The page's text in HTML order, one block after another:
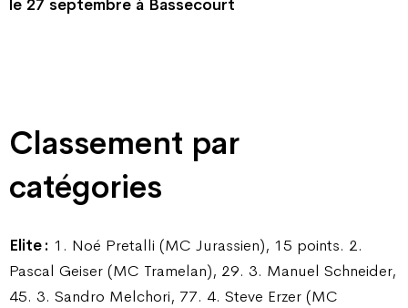
le 27 septembre à Bassecourt
Classement par
catégories
Elite : 1. Noé Pretalli (MC Jurassien), 15 points. 2.
Pascal Geiser (MC Tramelan), 29. 3. Manuel Schneider,
45. 3. Sandro Melchori, 77. 4. Steve Erzer (MC